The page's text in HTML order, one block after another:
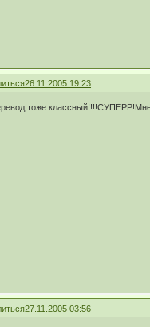
26.11.2005 19:23
тоже классный!!!!СУПЕРР!Мне
27.11.2005 03:56